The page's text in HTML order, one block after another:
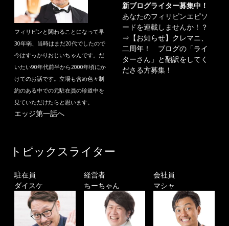
フィリピンと関わることになって早
30年弱、当時はまだ20代でしたので
今はすっかりおじいちゃんです。だ
いたい90年代前半から2000年頃にか
けてのお話です。立場も含め色々制
約のある中での元駐在員の珍道中を
見ていただけたらと思います。
エッジ第一話へ
新ブログライター募集中！
あなたのフィリピンエピソ
ードを連載しませんか！？
⇒ 【お知らせ】クレマニ、
二周年！ ブログの「ライ
ターさん」と翻訳をしてく
ださる方募集！
トピックスライター
駐在員
ダイスケ
経営者
ちーちゃん
会社員
マシャ